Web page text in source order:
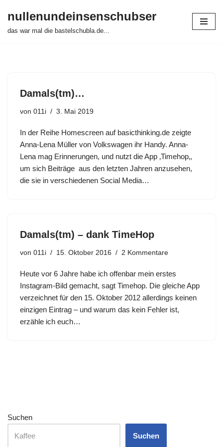
Zum
nullenundeinsenschubser
das war mal die bastelschubla.de...
Damals(tm)…
von 011i 3. Mai 2019
In der Reihe Homescreen auf basicthinking.de zeigte
Anna-Lena Müller von Volkswagen ihr Handy. Anna-
Lena mag Erinnerungen, und nutzt die App ‚Timehop‚,
um sich Beiträge aus den letzten Jahren anzusehen,
die sie in verschiedenen Social Media…
Damals(tm) – dank TimeHop
von 011i 15. Oktober 2016 2 Kommentare
Heute vor 6 Jahre habe ich offenbar mein erstes
Instagram-Bild gemacht, sagt Timehop. Die gleiche App
verzeichnet für den 15. Oktober 2012 allerdings keinen
einzigen Eintrag – und warum das kein Fehler ist,
erzähle ich euch…
Suchen
Suchen